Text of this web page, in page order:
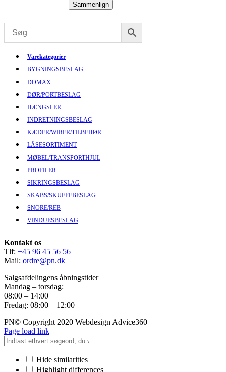
Sammenlign
Varekategorier
BYGNINGSBESLAG
DOMAX
DØR/PORTBESLAG
HÆNGSLER
INDRETNINGSBESLAG
KÆDER/WIRER/TILBEHØR
LÅSESORTIMENT
MØBEL/TRANSPORTHJUL
PROFILER
SIKRINGSBESLAG
SKABS/SKUFFEBESLAG
SNORE/REB
VINDUESBESLAG
Kontakt os
Tlf: +45 96 45 56 56
Mail: ordre@pn.dk
Salgsafdelingens åbningstider
Mandag – torsdag:
08:00 – 14:00
Fredag: 08:00 – 12:00
PN© Copyright 2020 Webdesign Advice360
Page load link
Hide similarities
Highlight differences